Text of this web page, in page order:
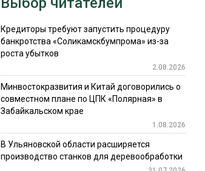
Кредиторы требуют запустить процедуру
банкротства «Соликамскбумпрома» из-за
роста убытков
2.08.2026
Минвостокразвития и Китай договорились о
совместном плане по ЦПК «Полярная» в
Забайкальском крае
1.08.2026
В Ульяновской области расширяется
производство станков для деревообработки